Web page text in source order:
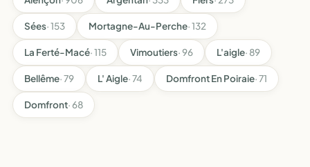
Sées· 153 Mortagne-Au-Perche· 132
La Ferté-Macé· 115 Vimoutiers· 96 L'aigle· 89
Bellême· 79 L' Aigle· 74 Domfront En Poiraie· 71
Domfront· 68